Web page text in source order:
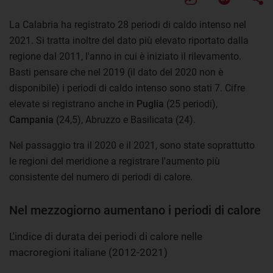
La Calabria ha registrato 28 periodi di caldo intenso nel
2021. Si tratta inoltre del dato più elevato riportato dalla
regione dal 2011, l'anno in cui è iniziato il rilevamento.
Basti pensare che nel 2019 (il dato del 2020 non è
disponibile) i periodi di caldo intenso sono stati 7. Cifre
elevate si registrano anche in Puglia (25 periodi),
Campania (24,5), Abruzzo e Basilicata (24).
Nel passaggio tra il 2020 e il 2021, sono state soprattutto
le regioni del meridione a registrare l'aumento più
consistente del numero di periodi di calore.
Nel mezzogiorno aumentano i periodi di calore
L'indice di durata dei periodi di calore nelle
macroregioni italiane (2012-2021)